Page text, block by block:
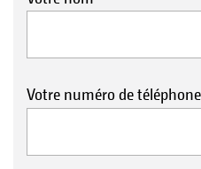
Votre numéro de téléphone